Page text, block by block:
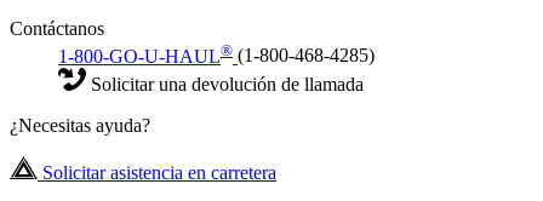
Contáctanos
1-800-GO-U-HAUL® (1-800-468-4285)
Solicitar una devolución de llamada
¿Necesitas ayuda?
Solicitar asistencia en carretera